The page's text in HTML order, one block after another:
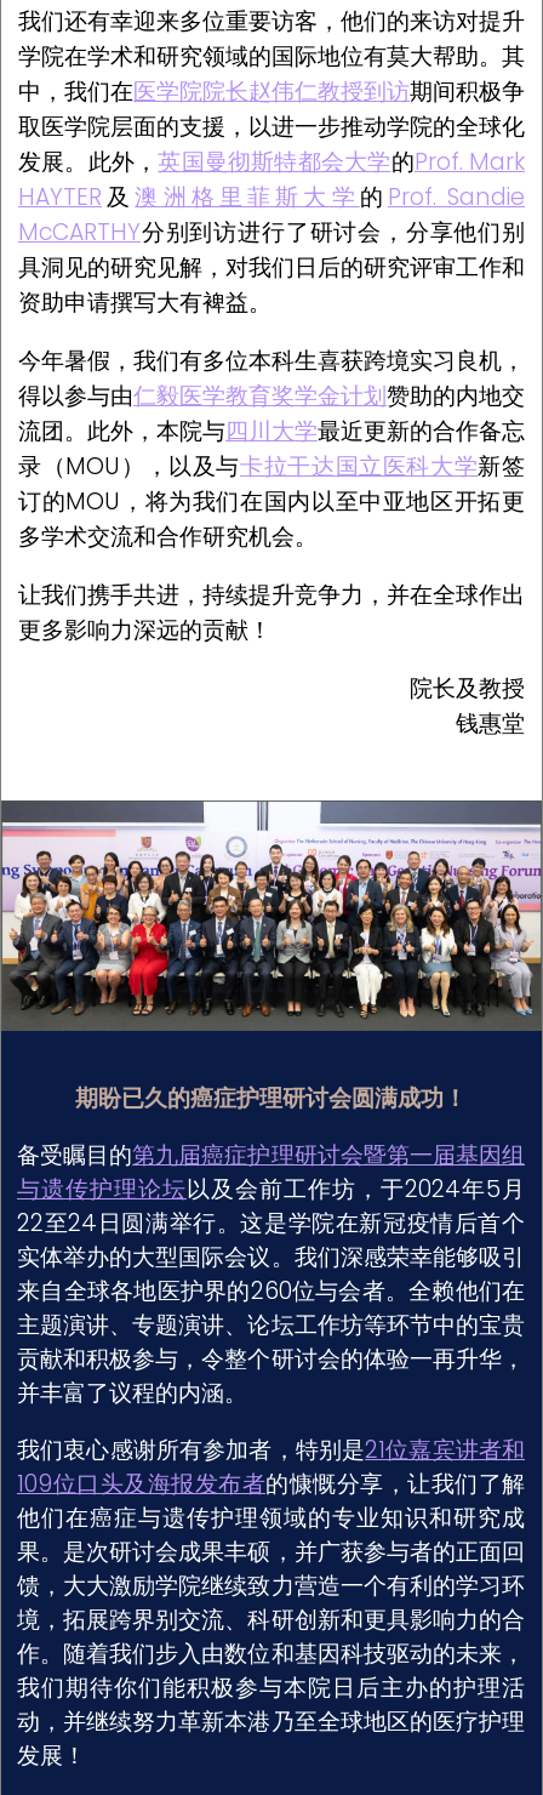
我们还有幸迎来多位重要访客，他们的来访对提升
学院在学术和研究领域的国际地位有莫大帮助。其
中，我们在医学院院长赵伟仁教授到访期间积极争
取医学院层面的支援，以进一步推动学院的全球化
发展。此外，英国曼彻斯特都会大学的Prof. Mark
HAYTER及澳洲格里菲斯大学 的 Prof. Sandie
McCARTHY分别到访进行了研讨会，分享他们别
具洞见的研究见解，对我们日后的研究评审工作和
资助申请撰写大有裨益。
今年暑假，我们有多位本科生喜获跨境实习良机，
得以参与由仁毅医学教育奖学金计划赞助的内地交
流团。此外，本院与四川大学最近更新的合作备忘
录（MOU），以及与卡拉干达国立医科大学新签
订的MOU，将为我们在国内以至中亚地区开拓更
多学术交流和合作研究机会。
让我们携手共进，持续提升竞争力，并在全球作出
更多影响力深远的贡献！
院长及教授
钱惠堂
期盼已久的癌症护理研讨会圆满成功！
备受瞩目的第九届癌症护理研讨会暨第一届基因组
与遗传护理论坛以及会前工作坊，于2024年5月
22至24日圆满举行。这是学院在新冠疫情后首个
实体举办的大型国际会议。我们深感荣幸能够吸引
来自全球各地医护界的260位与会者。全赖他们在
主题演讲、专题演讲、论坛工作坊等环节中的宝贵
贡献和积极参与，令整个研讨会的体验一再升华，
并丰富了议程的内涵。
我们衷心感谢所有参加者，特别是21位嘉宾讲者和
109位口头及海报发布者的慷慨分享，让我们了解
他们在癌症与遗传护理领域的专业知识和研究成
果。是次研讨会成果丰硕，并广获参与者的正面回
馈，大大激励学院继续致力营造一个有利的学习环
境，拓展跨界别交流、科研创新和更具影响力的合
作。随着我们步入由数位和基因科技驱动的未来，
我们期待你们能积极参与本院日后主办的护理活
动，并继续努力革新本港乃至全球地区的医疗护理
发展！